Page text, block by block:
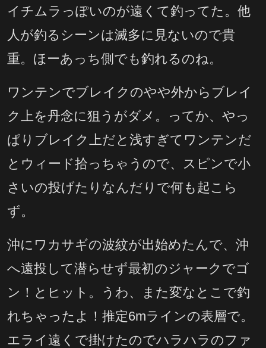
イチムラっぽいのが遠くて釣ってた。他
人が釣るシーンは滅多に見ないので貴
重。ほーあっち側でも釣れるのね。
ワンテンでブレイクのやや外からブレイ
ク上を丹念に狙うがダメ。ってか、やっ
ぱりブレイク上だと浅すぎてワンテンだ
とウィード拾っちゃうので、スピンで小
さいの投げたりなんだりで何も起こら
ず。
沖にワカサギの波紋が出始めたんで、沖
へ遠投して潜らせず最初のジャークでゴ
ン！とヒット。うわ、また変なとこで釣
れちゃったよ！推定6mラインの表層で。
エライ遠くで掛けたのでハラハラのファ